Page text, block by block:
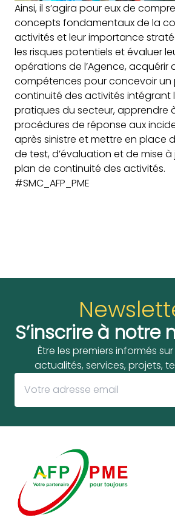
Ainsi, il s’agira pour eux de
concepts fondamentaux de la
activités et leur importance
les risques potentiels et évaluer
opérations de l’Agence, acquérir
compétences pour concevoir un
continuité des activités intégrant
pratiques du secteur, apprendre
procédures de réponse aux
après sinistre et mettre en place
de test, d’évaluation et de mise
plan de continuité des activités.
#SMC_AFP_PME
S’inscrire à notre
Être les premiers informés
actualités, services, projets,